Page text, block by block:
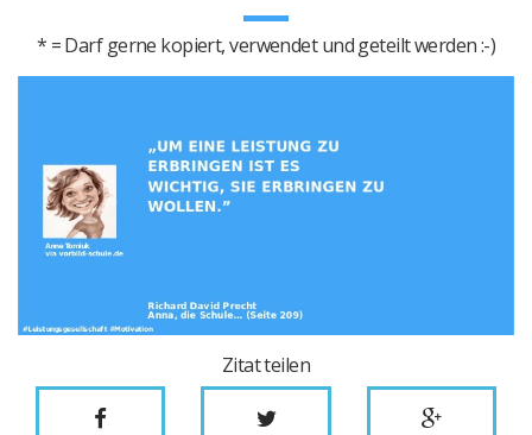
* = Darf gerne kopiert, verwendet und geteilt werden :-)
Zitat teilen